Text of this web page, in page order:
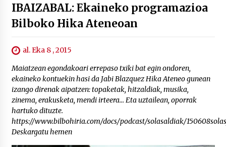
IBAIZABAL: Ekaineko programazioa
Bilboko Hika Ateneoan
al. Eka 8 , 2015
Maiatzean egondakoari errepaso txiki bat egin ondoren,
ekaineko kontuekin hasi da Jabi Blazquez Hika Ateneo gunean
izango direnak aipatzen: topaketak, hitzaldiak, musika,
zinema, erakusketa, mendi irteera… Eta uztailean, oporrak
hartuko dituzte.
https://www.bilbohiria.com/docs/podcast/solasaldiak/
Deskargatu hemen